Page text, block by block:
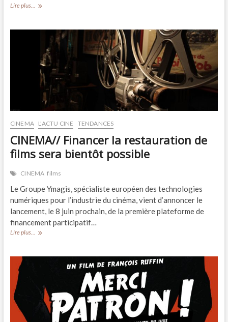
Lire plus... CINEMA//
cinéma
« Les
Luxembourg »
CINEMA L'ACTU CINE TENDANCES
CINEMA// Financer la restauration de
films sera bientôt possible
CINEMA films
Le Groupe Ymagis, spécialiste européen des technologies
numériques pour l’industrie du cinéma, vient d’annoncer le
lancement, le 8 juin prochain, de la première plateforme de
financement participatif…
Lire plus... CINEMA//
sera
bientôt
possible